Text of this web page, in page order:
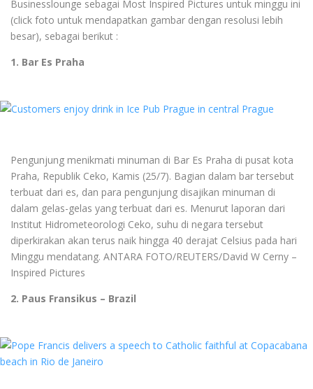
Businesslounge sebagai Most Inspired Pictures untuk minggu ini
(click foto untuk mendapatkan gambar dengan resolusi lebih
besar), sebagai berikut :
1. Bar Es Praha
Pengunjung menikmati minuman di Bar Es Praha di pusat kota
Praha, Republik Ceko, Kamis (25/7). Bagian dalam bar tersebut
terbuat dari es, dan para pengunjung disajikan minuman di
dalam gelas-gelas yang terbuat dari es. Menurut laporan dari
Institut Hidrometeorologi Ceko, suhu di negara tersebut
diperkirakan akan terus naik hingga 40 derajat Celsius pada hari
Minggu mendatang. ANTARA FOTO/REUTERS/David W Cerny –
Inspired Pictures
2. Paus Fransikus – Brazil